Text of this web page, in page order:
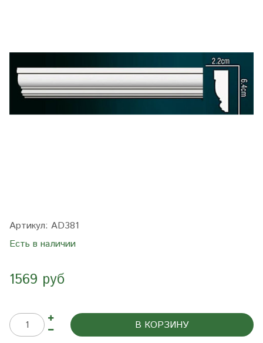
Артикул: AD381
Есть в наличии
1569 руб
В КОРЗИНУ